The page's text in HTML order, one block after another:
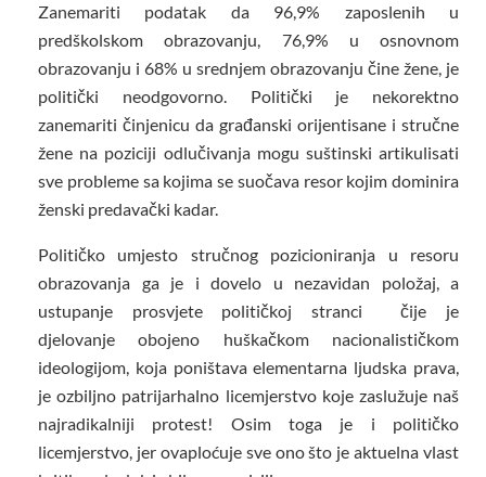
Zanemariti podatak da 96,9% zaposlenih u
predškolskom obrazovanju, 76,9% u osnovnom
obrazovanju i 68% u srednjem obrazovanju čine žene, je
politički neodgovorno. Politički je nekorektno
zanemariti činjenicu da građanski orijentisane i stručne
žene na poziciji odlučivanja mogu suštinski artikulisati
sve probleme sa kojima se suočava resor kojim dominira
ženski predavački kadar.
Političko umjesto stručnog pozicioniranja u resoru
obrazovanja ga je i dovelo u nezavidan položaj, a
ustupanje prosvjete političkoj stranci čije je
djelovanje obojeno huškačkom nacionalističkom
ideologijom, koja poništava elementarna ljudska prava,
je ozbiljno patrijarhalno licemjerstvo koje zaslužuje naš
najradikalniji protest! Osim toga je i političko
licemjerstvo, jer ovaploćuje sve ono što je aktuelna vlast